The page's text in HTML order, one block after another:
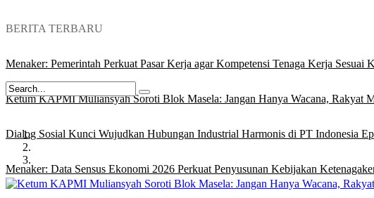
BERITA TERBARU
Menaker: Pemerintah Perkuat Pasar Kerja agar Kompetensi Tenaga Kerja Sesuai
Ketum KAPMI Muliansyah Soroti Blok Masela: Jangan Hanya Wacana, Rakyat
Dialog Sosial Kunci Wujudkan Hubungan Industrial Harmonis di PT Indonesia
Menaker: Data Sensus Ekonomi 2026 Perkuat Penyusunan Kebijakan